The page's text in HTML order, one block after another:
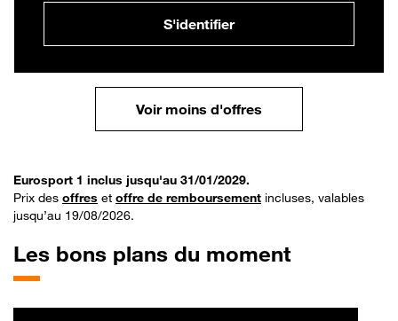
S'identifier
Voir moins d'offres
Eurosport 1 inclus jusqu'au 31/01/2029.
Prix des offres et offre de remboursement incluses, valables
jusqu’au 19/08/2026.
Les bons plans du moment